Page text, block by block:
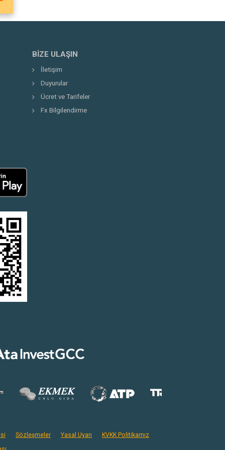
BIZE ULAŞIN
İletişim
Duyurular
Ücret ve Tarifeler
Fx Bilgilendirme
Sözleşmeler Yasal Uyarı
KVKK Politikamız